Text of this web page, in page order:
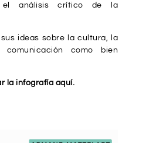
el análisis crítico de la
ideas sobre la cultura, la
como bien
la infografía aquí.